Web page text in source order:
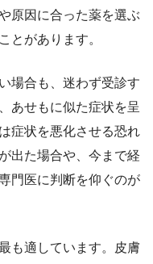
原因に合った薬を選ぶ
とがあります。
場合も、迷わず受診す
あせもに似た症状を呈
症状を悪化させる恐れ
出た場合や、今まで経
門医に判断を仰ぐのが
も適しています。皮膚